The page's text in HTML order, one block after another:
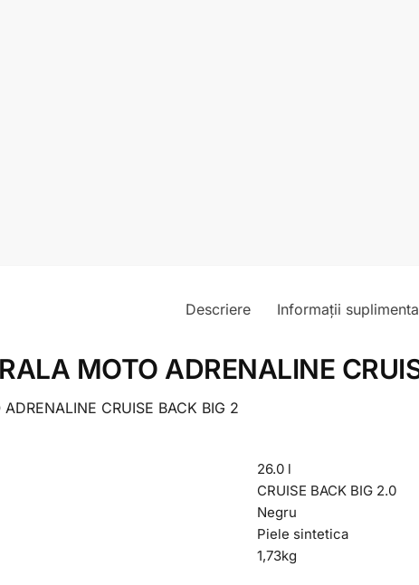
Descriere Informații
MOTO ADRENALINE
CRUISE BACK BIG 2
26.0 l
CRUISE BACK BIG 2.0
Negru
Piele sintetica
1,73kg